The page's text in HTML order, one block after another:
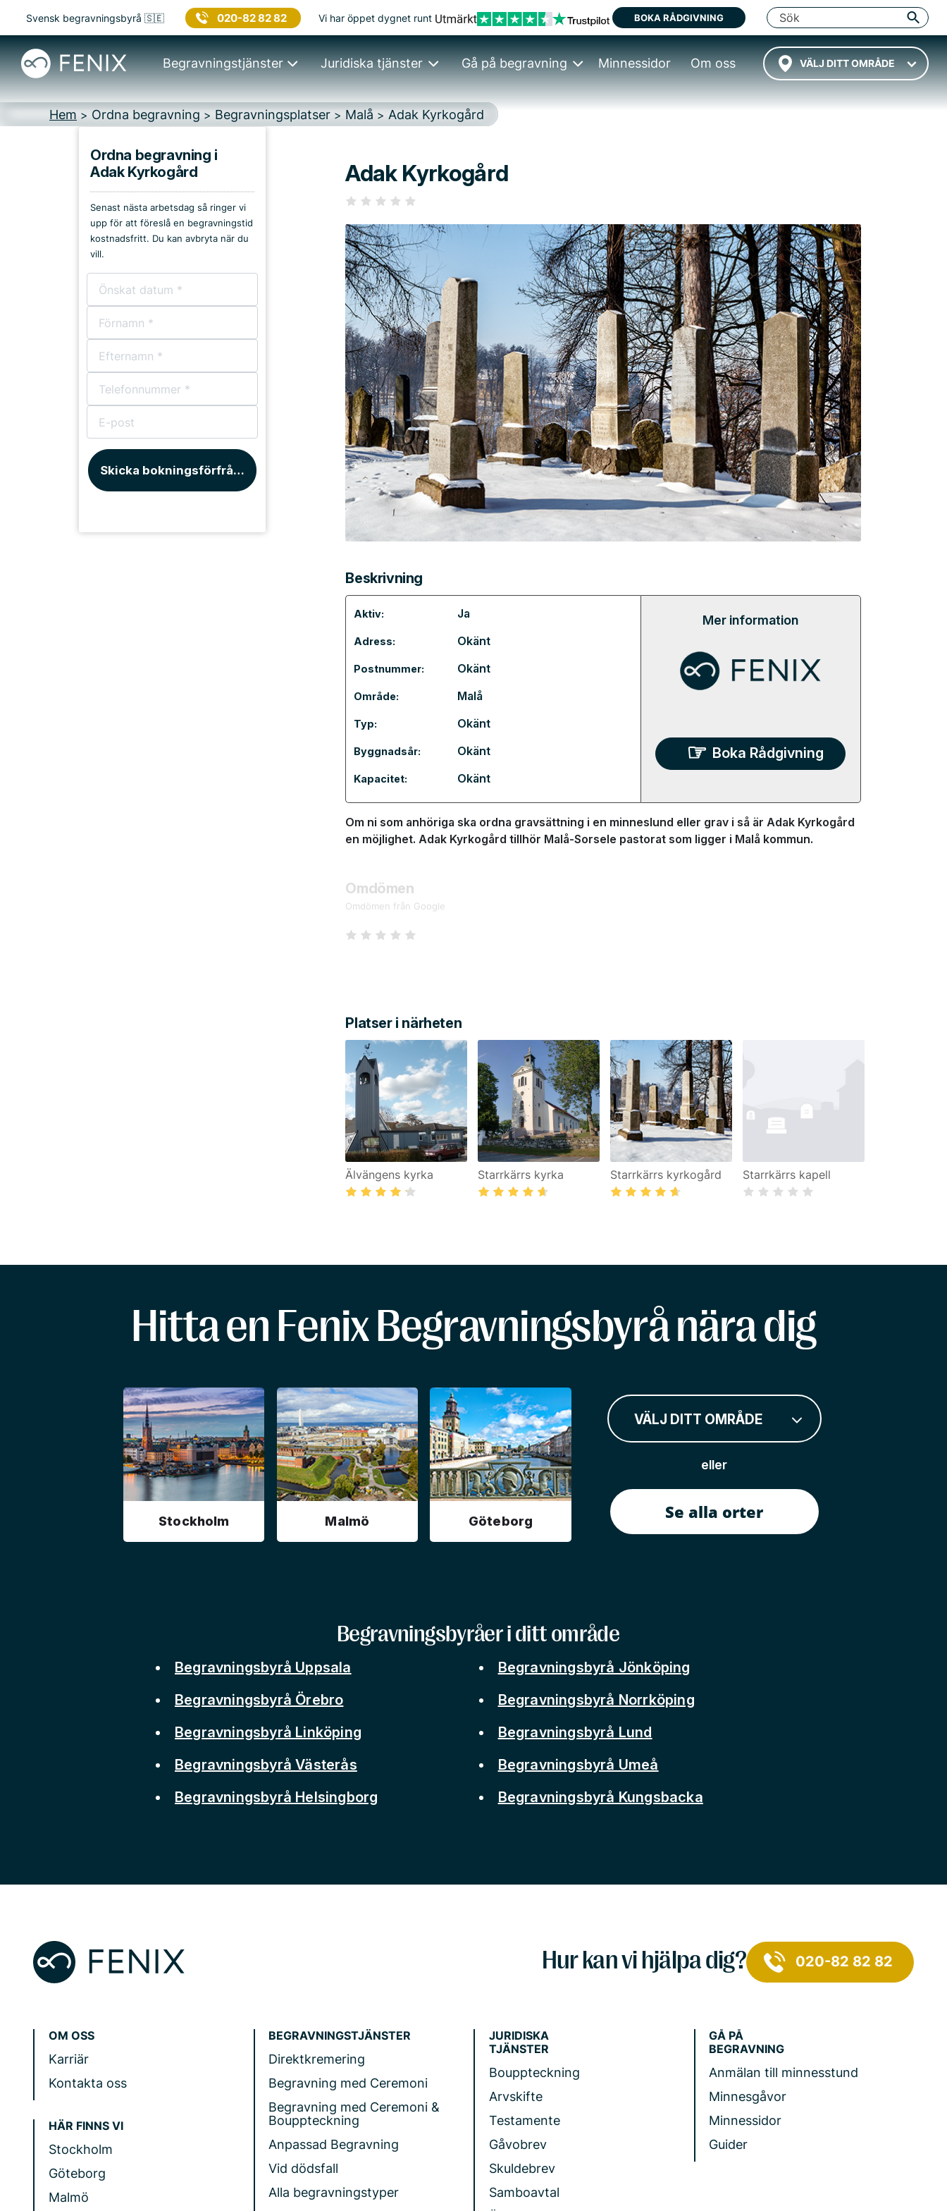
Svensk begravningsbyrå 🇸🇪 020-82 82 82 Vi har öppet dygnet runt BOKA RÅDGIVNING
VÄLJ DITT OMRÅDE
Begravningstjänster Juridiska tjänster Gå på begravning Minnessidor Om oss
Hem > Ordna begravning > Begravningsplatser > Malå > Adak Kyrkogård
Kyrkor & kapell
Begravningsplatser
Församlingshem
Bårhus
Ordna begravning i
Adak Kyrkogård
Senast nästa arbetsdag så ringer vi
upp för att föreslå en begravningstid
kostnadsfritt. Du kan avbryta när du
vill.
Skicka bokningsförfrågan
Adak Kyrkogård
Beskrivning
Aktiv: Ja
Adress: Okänt
Postnummer: Okänt
Område: Malå
Typ: Okänt
Byggnadsår: Okänt
Kapacitet: Okänt
Mer information
Boka Rådgivning
Om ni som anhöriga ska ordna gravsättning i en minneslund eller grav i så är Adak Kyrkogård
en möjlighet. Adak Kyrkogård tillhör Malå-Sorsele pastorat som ligger i Malå kommun.
Omdömen
Omdömen från Google
Platser i närheten
Älvängens kyrka Starrkärrs kyrka Starrkärrs kyrkogård Starrkärrs kapell
Hitta en Fenix Begravningsbyrå nära dig
Stockholm Malmö Göteborg
VÄLJ DITT OMRÅDE
eller
Se alla orter
Begravningsbyråer i ditt område
Begravningsbyrå Uppsala
Begravningsbyrå Örebro
Begravningsbyrå Linköping
Begravningsbyrå Västerås
Begravningsbyrå Helsingborg
Begravningsbyrå Jönköping
Begravningsbyrå Norrköping
Begravningsbyrå Lund
Begravningsbyrå Umeå
Begravningsbyrå Kungsbacka
Hur kan vi hjälpa dig? 020-82 82 82
OM OSS
Karriär
Kontakta oss
HÄR FINNS VI
Stockholm
Göteborg
Malmö
BEGRAVNINGSTJÄNSTER
Direktkremering
Begravning med Ceremoni
Begravning med Ceremoni &
Bouppteckning
Anpassad Begravning
Vid dödsfall
Alla begravningstyper
JURIDISKA
TJÄNSTER
Bouppteckning
Arvskifte
Testamente
Gåvobrev
Skuldebrev
Samboavtal
GÅ PÅ
BEGRAVNING
Anmälan till minnesstund
Minnesgåvor
Minnessidor
Guider